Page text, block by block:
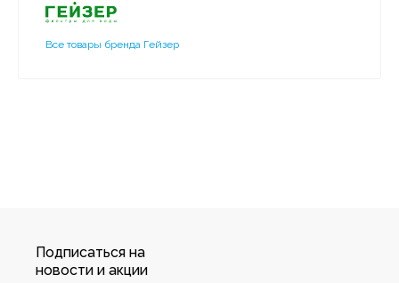
Все товары бренда Гейзер
Подписаться на
новости и акции